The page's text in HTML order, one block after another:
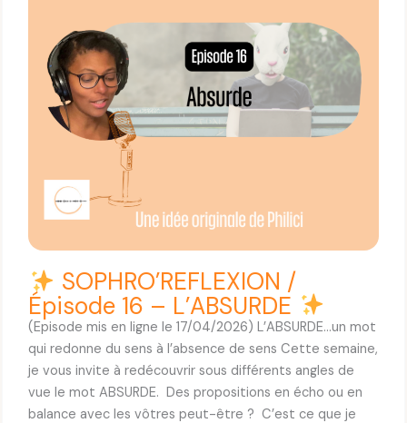
R
E
F
L
E
X
N
i
s
o
d
e
1
SOPHRO’REFLEXION /
Épisode 16 – L’ABSURDE
(Episode mis en ligne le 17/04/2026) L’ABSURDE…un mot
qui redonne du sens à l’absence de sens Cette semaine,
je vous invite à redécouvrir sous différents angles de
vue le mot ABSURDE. Des propositions en écho ou en
balance avec les vôtres peut-être ? C’est ce que je